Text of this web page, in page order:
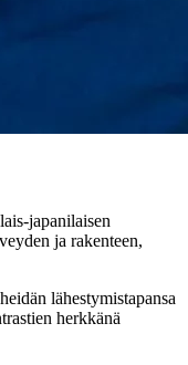
japanilaisen
ja rakenteen,
lähestymistapansa
herkkänä